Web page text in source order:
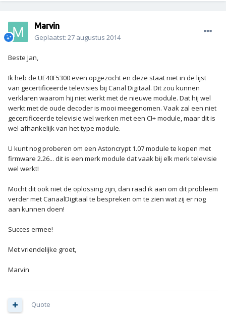
Marvin
Geplaatst: 27 augustus 2014
Beste Jan,
Ik heb de UE40F5300 even opgezocht en deze staat niet in de lijst
van gecertificeerde televisies bij Canal Digitaal. Dit zou kunnen
verklaren waarom hij niet werkt met de nieuwe module. Dat hij wel
werkt met de oude decoder is mooi meegenomen. Vaak zal een niet
gecertificeerde televisie wel werken met een CI+ module, maar dit is
wel afhankelijk van het type module.
U kunt nog proberen om een Astoncrypt 1.07 module te kopen met
firmware 2.26... dit is een merk module dat vaak bij elk merk televisie
wel werkt!
Mocht dit ook niet de oplossing zijn, dan raad ik aan om dit probleem
verder met CanaalDigitaal te bespreken om te zien wat zij er nog
aan kunnen doen!
Succes ermee!
Met vriendelijke groet,
Marvin
Quote